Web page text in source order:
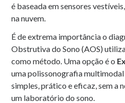
é baseada em sensores
na nuvem.
É de extrema importância o
Obstrutiva do Sono (AOS)
como método. Uma opção é o
uma polissonografia multimodal
simples, prático e eficaz, sem a
um laboratório do sono.